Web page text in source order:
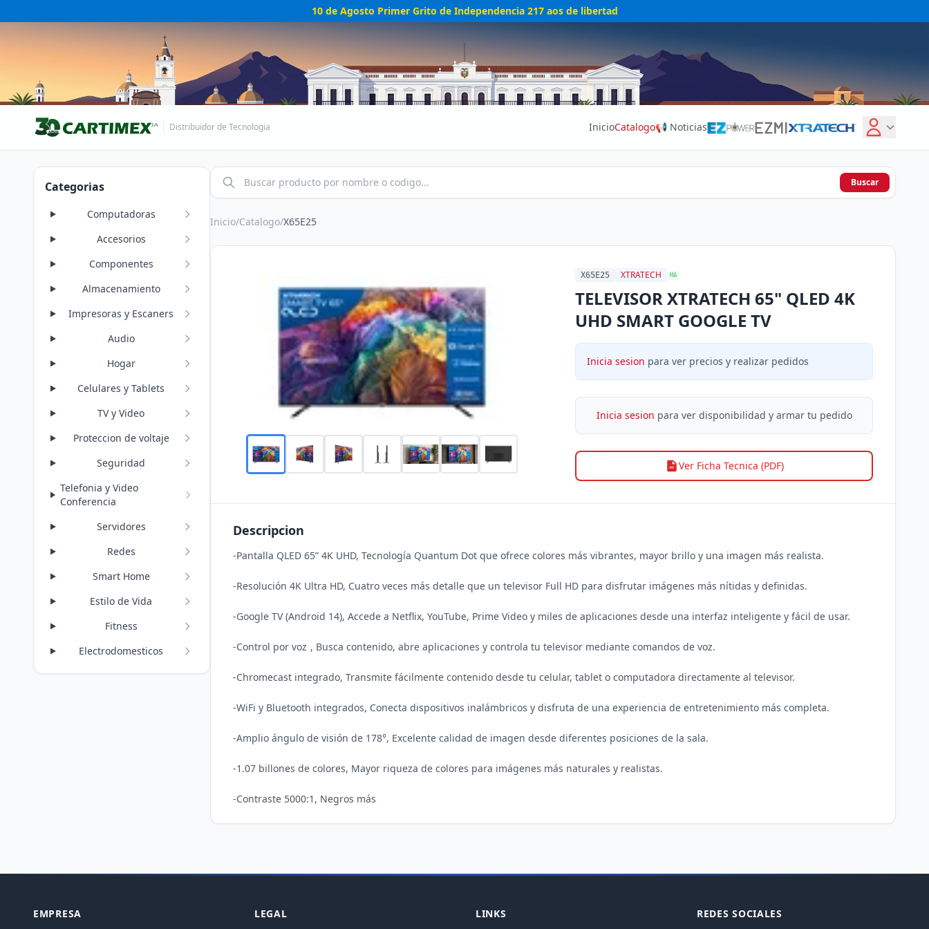
10 de Agosto Primer Grito de Independencia 217 aos de libertad
Distribuidor de Tecnologia InicioCatalogo📢 Noticias
Categorias
Computadoras
Accesorios
Componentes
Almacenamiento
Impresoras y Escaners
Audio
Hogar
Celulares y Tablets
TV y Video
Proteccion de voltaje
Seguridad
Telefonia y Video
Conferencia
Servidores
Redes
Smart Home
Estilo de Vida
Fitness
Electrodomesticos
Buscar
Inicio/Catalogo/X65E25
X65E25 XTRATECH MA
TELEVISOR XTRATECH 65" QLED 4K
UHD SMART GOOGLE TV
Inicia sesion para ver precios y realizar pedidos
Inicia sesion para ver disponibilidad y armar tu pedido
Ver Ficha Tecnica (PDF)
Descripcion
-Pantalla QLED 65” 4K UHD, Tecnología Quantum Dot que ofrece colores más vibrantes, mayor brillo y una imagen más realista.
-Resolución 4K Ultra HD, Cuatro veces más detalle que un televisor Full HD para disfrutar imágenes más nítidas y definidas.
-Google TV (Android 14), Accede a Netflix, YouTube, Prime Video y miles de aplicaciones desde una interfaz inteligente y fácil de usar.
-Control por voz	, Busca contenido, abre aplicaciones y controla tu televisor mediante comandos de voz.
-Chromecast integrado, Transmite fácilmente contenido desde tu celular, tablet o computadora directamente al televisor.
-WiFi y Bluetooth integrados, Conecta dispositivos inalámbricos y disfruta de una experiencia de entretenimiento más completa.
-Amplio ángulo de visión de 178°, Excelente calidad de imagen desde diferentes posiciones de la sala.
-1.07 billones de colores, Mayor riqueza de colores para imágenes más naturales y realistas.
-Contraste 5000:1, Negros más
EMPRESA LEGAL LINKS REDES SOCIALES